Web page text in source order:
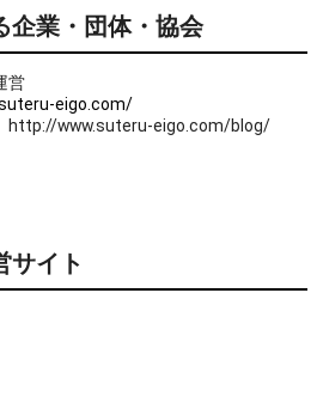
企業・団体・協会
eigo.com/
www.suteru-eigo.com/blog/
サイト